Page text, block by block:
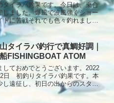
タイラバ釣果です。今日は、乗合
しました。爆風で波風強くショー
トに苦戦それでも色々釣れました
もありがとうございました。
タイラバ釣行で真鯛好調｜
FISHINGBOAT ATOM
しておめでとうございます。2022
日 初釣りタイラバ釣果です。本
し遠征し、初日の出からのスター
ントでは、予期せぬ波と青物の猛